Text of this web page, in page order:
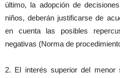
último, la adopción de
niños, deberán justificarse de
en cuenta las posibles
negativas (Norma de
2. El interés superior del menor